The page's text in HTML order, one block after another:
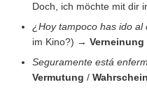
Doch, ich möchte mit dir
¿Hoy tampoco has ido al
im Kino?) → Verneinung
Seguramente está
Vermutung /